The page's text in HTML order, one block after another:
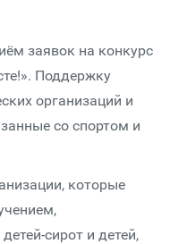
заявок на конкурс
Поддержку
организаций и
со спортом и
которые
сирот и детей,